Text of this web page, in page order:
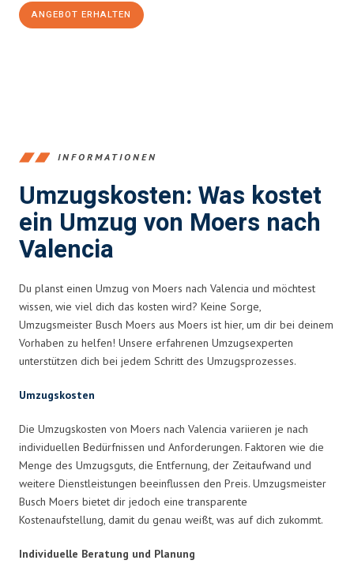
ANGEBOT ERHALTEN
INFORMATIONEN
Umzugskosten: Was kostet
ein Umzug von Moers nach
Valencia
Du planst einen Umzug von Moers nach Valencia und möchtest
wissen, wie viel dich das kosten wird? Keine Sorge,
Umzugsmeister Busch Moers aus Moers ist hier, um dir bei deinem
Vorhaben zu helfen! Unsere erfahrenen Umzugsexperten
unterstützen dich bei jedem Schritt des Umzugsprozesses.
Umzugskosten
Die Umzugskosten von Moers nach Valencia variieren je nach
individuellen Bedürfnissen und Anforderungen. Faktoren wie die
Menge des Umzugsguts, die Entfernung, der Zeitaufwand und
weitere Dienstleistungen beeinflussen den Preis. Umzugsmeister
Busch Moers bietet dir jedoch eine transparente
Kostenaufstellung, damit du genau weißt, was auf dich zukommt.
Individuelle Beratung und Planung